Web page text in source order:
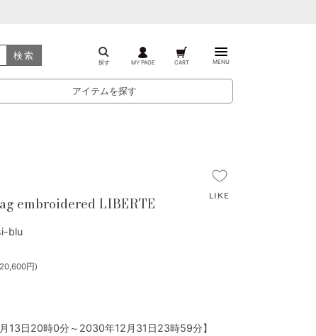
検索
探す MY PAGE CART MENU
アイテムを探す
embroidered LIBERTE
blu
円)
13日20時0分～ 2030年12月31日23時59分】